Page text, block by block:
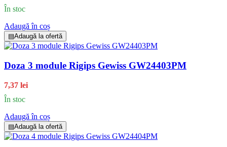
În stoc
Adaugă în coș
▤Adaugă la ofertă
Doza 3 module Rigips Gewiss GW24403PM
7,37 lei
În stoc
Adaugă în coș
▤Adaugă la ofertă